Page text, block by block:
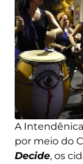
A
por meio do
Decide, os